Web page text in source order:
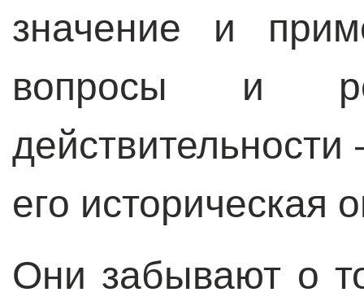
значение и
вопросы и
его историческая
Они забывают о